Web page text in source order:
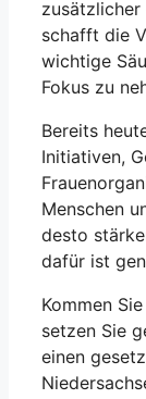
schafft die
wichtige
Fokus zu
Bereits
Initiativen,
Menschen
desto
dafür ist
Kommen
setzen Sie
einen